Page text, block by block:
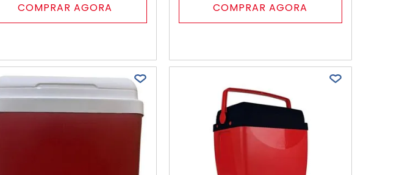
COMPRAR AGORA COMPRAR AGORA